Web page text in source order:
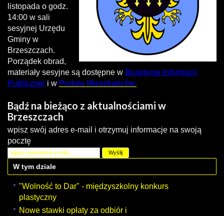
listopada o godz.
14:00 w sali
sesyjnej Urzędu
Gminy w
Brzeszczach.
Porządek obrad,
materiały sesyjne są dostępne w Biuletynie Informacji
Publicznej i w Portalu Mieszkańców.
Bądź na bieżąco z aktualnościami w
Brzeszczach
wpisz swój adres e-mail i otrzymuj informacje na swoją
pocztę
W tym dziale
"Wolność to Dar" - międzyszkolny konkurs
plastyczny
Nowe stawki opłaty za odbiór i